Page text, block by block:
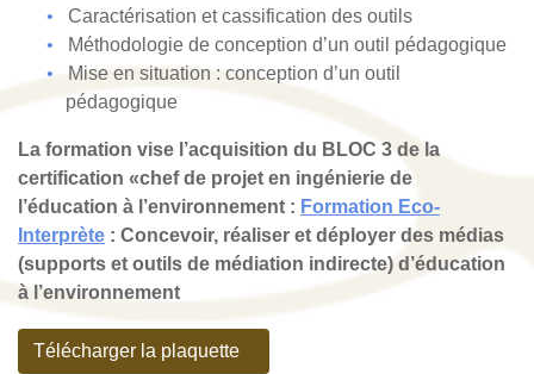
Caractérisation et cassification des outils
Méthodologie de conception d’un outil pédagogique
Mise en situation : conception d’un outil
pédagogique
La formation vise l’acquisition du BLOC 3 de la
certification «chef de projet en ingénierie de
l’éducation à l’environnement : Formation Eco-
Interprète : Concevoir, réaliser et déployer des médias
(supports et outils de médiation indirecte) d’éducation
à l’environnement
Télécharger la plaquette